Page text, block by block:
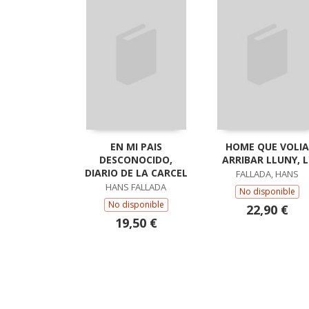
EN MI PAIS
DESCONOCIDO,
DIARIO DE LA CARCEL
HANS FALLADA
No disponible
19,50 €
HOME QUE VOLIA
ARRIBAR LLUNY,
FALLADA, HANS
No disponible
22,90 €